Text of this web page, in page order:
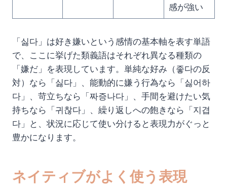
感が強い
「싫다」は好き嫌いという感情の基本軸を表す単語
で、ここに挙げた類義語はそれぞれ異なる種類の
「嫌だ」を表現しています。単純な好み（좋다の反
対）なら「싫다」、能動的に嫌う行為なら「싫어하
다」、苛立ちなら「짜증나다」、手間を避けたい気
持ちなら「귀찮다」、繰り返しへの飽きなら「지겹
다」と、状況に応じて使い分けると表現力がぐっと
豊かになります。
ネイティブがよく使う表現